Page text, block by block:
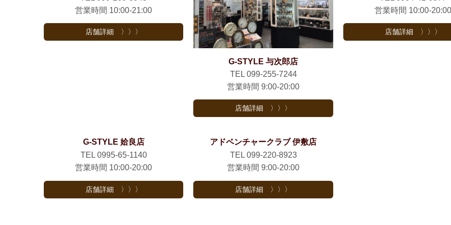
営業時間 10:00-21:00
店舗詳細 〉〉〉
G-STYLE 与次郎店
TEL 099-255-7244
営業時間 9:00-20:00
店舗詳細 〉〉〉
営業時間 10:00-
店舗詳細 〉〉〉
G-STYLE 姶良店
TEL 0995-65-1140
営業時間 10:00-20:00
店舗詳細 〉〉〉
アドベンチャークラブ 伊敷店
TEL 099-220-8923
営業時間 9:00-20:00
店舗詳細 〉〉〉